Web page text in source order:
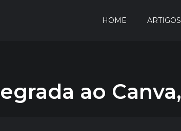
HOME ARTIGOS
ao Canva,